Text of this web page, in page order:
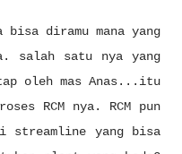
diramu mana yang
salah satu nya yang
oleh mas Anas...itu
RCM nya. RCM pun
streamline yang bisa